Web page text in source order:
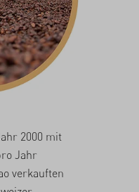
2000 mit
Jahr
verkauften